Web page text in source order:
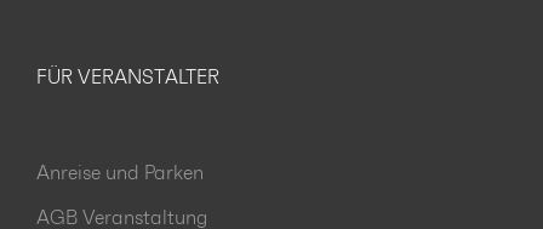
FÜR VERANSTALTER
Anreise und Parken
AGB Veranstaltung